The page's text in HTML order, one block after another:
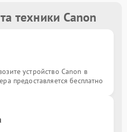
техники Canon
устройство Canon в
предоставляется бесплатно